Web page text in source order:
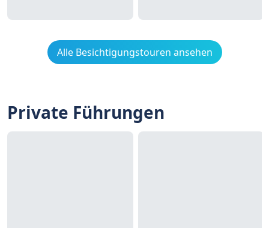
Alle Besichtigungstouren ansehen
Private Führungen